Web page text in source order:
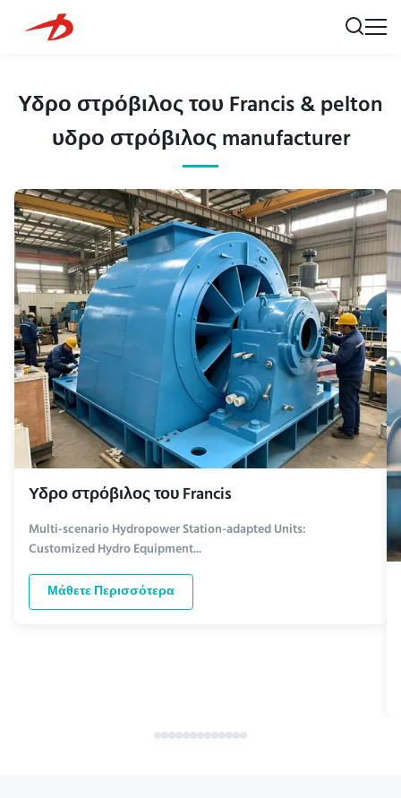
Υδρο στρόβιλος του Francis & pelton
υδρο στρόβιλος manufacturer
Υδρο στρόβιλος του Francis
Multi-scenario Hydropower Station-adapted Units:
Customized Hydro Equipment...
Μάθετε Περισσότερα